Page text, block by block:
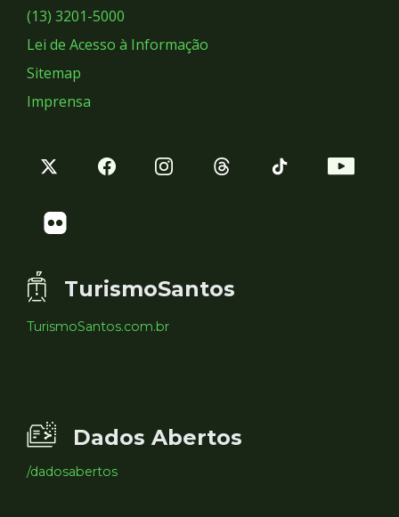
Sociais
(13) 3201-5000
Lei de Acesso à Informação
Sitemap
Imprensa
TurismoSantos
TurismoSantos.com.br
Dados Abertos
/dadosabertos